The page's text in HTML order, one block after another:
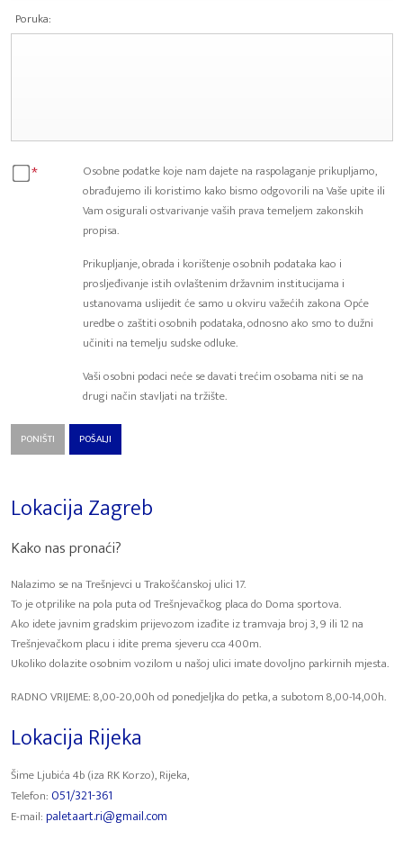
Poruka:
*
Osobne podatke koje nam dajete na raspolaganje prikupljamo,
obrađujemo ili koristimo kako bismo odgovorili na Vaše upite ili
Vam osigurali ostvarivanje vaših prava temeljem zakonskih
propisa.
Prikupljanje, obrada i korištenje osobnih podataka kao i
prosljeđivanje istih ovlaštenim državnim institucijama i
ustanovama uslijedit će samo u okviru važećih zakona Opće
uredbe o zaštiti osobnih podataka, odnosno ako smo to dužni
učiniti na temelju sudske odluke.
Vaši osobni podaci neće se davati trećim osobama niti se na
drugi način stavljati na tržište.
Lokacija Zagreb
Kako nas pronaći?
Nalazimo se na Trešnjevci u Trakošćanskoj ulici 17.
To je otprilike na pola puta od Trešnjevačkog placa do Doma sportova.
Ako idete javnim gradskim prijevozom izađite iz tramvaja broj 3, 9 ili 12 na
Trešnjevačkom placu i idite prema sjeveru cca 400m.
Ukoliko dolazite osobnim vozilom u našoj ulici imate dovoljno parkirnih mjesta.
RADNO VRIJEME: 8,00-20,00h od ponedjeljka do petka, a subotom 8,00-14,00h.
Lokacija Rijeka
Šime Ljubića 4b (iza RK Korzo), Rijeka,
Telefon: 051/321-361
E-mail:paletaart.ri@gmail.com